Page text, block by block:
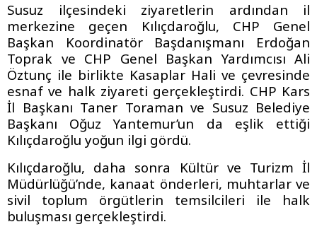
Susuz ilçesindeki ziyaretlerin ardından il
merkezine geçen Kılıçdaroğlu, CHP Genel
Başkan Koordinatör Başdanışmanı Erdoğan
Toprak ve CHP Genel Başkan Yardımcısı Ali
Öztunç ile birlikte Kasaplar Hali ve çevresinde
esnaf ve halk ziyareti gerçekleştirdi. CHP Kars
İl Başkanı Taner Toraman ve Susuz Belediye
Başkanı Oğuz Yantemur’un da eşlik ettiği
Kılıçdaroğlu yoğun ilgi gördü.
Kılıçdaroğlu, daha sonra Kültür ve Turizm İl
Müdürlüğü’nde, kanaat önderleri, muhtarlar ve
sivil toplum örgütlerin temsilcileri ile halk
buluşması gerçekleştirdi.